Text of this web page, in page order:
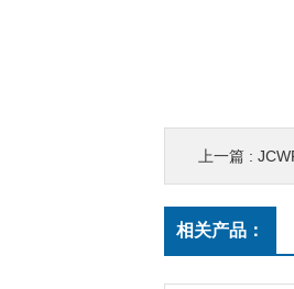
上一篇 :
相关产品：